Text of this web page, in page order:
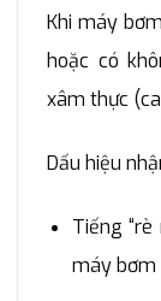
Khi máy
hoặc có
xâm thực
Dấu hiệu
Tiếng
máy bơm